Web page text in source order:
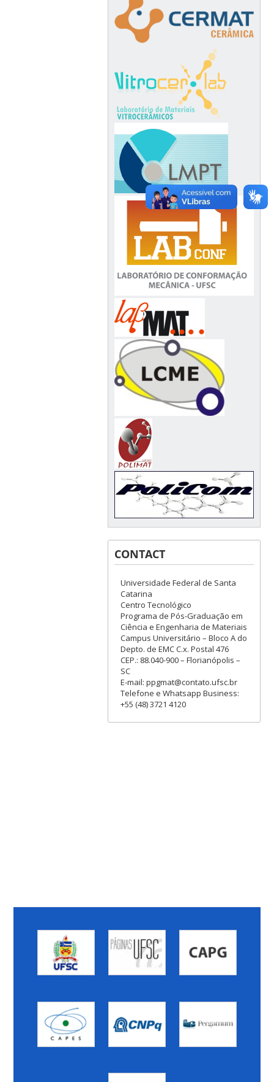
CONTACT
Universidade Federal de Santa
Catarina
Centro Tecnológico
Programa de Pós-Graduação em
Ciência e Engenharia de Materiais
Campus Universitário – Bloco A do
Depto. de EMC C.x. Postal 476
CEP.: 88.040-900 – Florianópolis –
SC
E-mail: ppgmat@contato.ufsc.br
Telefone e Whatsapp Business:
+55 (48) 3721 4120